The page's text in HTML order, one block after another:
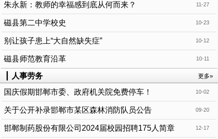
11-27
朱永新：教师的幸福感到底从何而来？
10-23
磁县第二中学校史
10-12
别让孩子患上“大自然缺失症”
10-11
磁县师范教育沿革
更多»
人事劳务
10-02
国庆假期邯郸市委、政府机关院免费停车！
09-20
关于公开补录邯郸市某区森林消防队员公告
12-17
邯郸制药股份有限公司2024届校园招聘175人简章